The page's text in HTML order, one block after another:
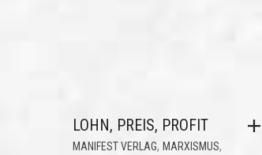
LOHN, PREIS, PROFIT
MANIFEST VERLAG, MARXISMUS,